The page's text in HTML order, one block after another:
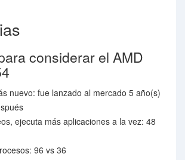
considerar el AMD
nuevo: fue lanzado al mercado 5 año(s)
ejecuta más aplicaciones a la vez: 48
96 vs 36